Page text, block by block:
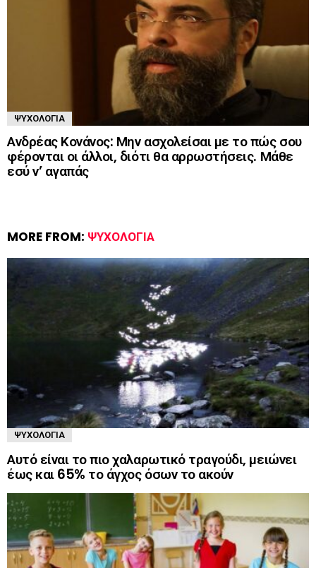
ΨΥΧΟΛΟΓΊΑ
Ανδρέας Κονάνος: Μην ασχολείσαι με το πώς σου
φέρονται οι άλλοι, διότι θα αρρωστήσεις. Μάθε
εσύ ν’ αγαπάς
MORE FROM: ΨΥΧΟΛΟΓΊΑ
ΨΥΧΟΛΟΓΊΑ
Αυτό είναι το πιο χαλαρωτικό τραγούδι, μειώνει
έως και 65% το άγχος όσων το ακούν